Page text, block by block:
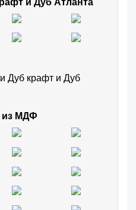
и Дуб Атланта
Дуб крафт и Дуб
из МДФ